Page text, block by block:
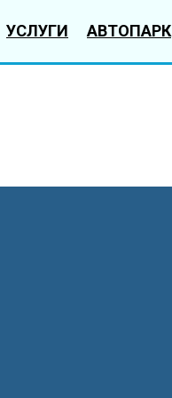
УСЛУГИ АВТОПАРК